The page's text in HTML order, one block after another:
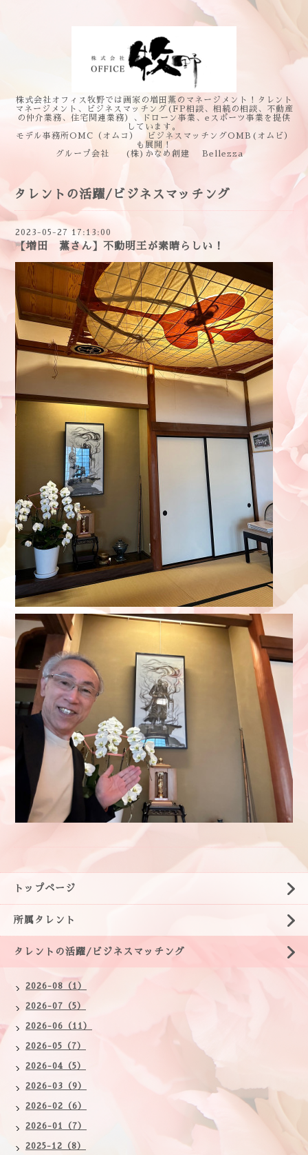
株式会社オフィス牧野では画家の増田薫のマネージメント！タレント
マネージメント、ビジネスマッチング(FP相談、相続の相談、不動産
の仲介業務、住宅関連業務）、ドローン事業、eスポーツ事業を提供
しています。
モデル事務所OMC（オムコ） ビジネスマッチングOMB(オムビ）
も展開！
グループ会社 (株)かなめ創建 Bellezza
タレントの活躍/ビジネスマッチング
2023-05-27 17:13:00
【増田 薫さん】不動明王が素晴らしい！
トップページ
所属タレント
タレントの活躍/ビジネスマッチング
2026-08（1）
2026-07（5）
2026-06（11）
2026-05（7）
2026-04（5）
2026-03（9）
2026-02（6）
2026-01（7）
2025-12（8）